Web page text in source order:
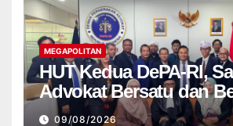
MEGAPOLITAN
HUT Kedua DePA-RI,
Advokat Bersatu dan
Untuk Keadilan
09/08/2026